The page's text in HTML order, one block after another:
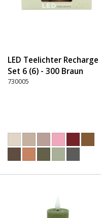
LED Teelichter Recharge
Set 6 (6) - 300 Braun
730005